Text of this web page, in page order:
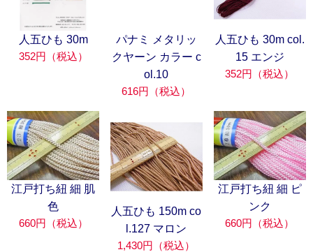
人五ひも 30m
352円（税込）
パナミ メタリッ
クヤーン カラー c
ol.10
616円（税込）
人五ひも 30m col.
15 エンジ
352円（税込）
江戸打ち紐 細 肌
色
660円（税込）
人五ひも 150m co
l.127 マロン
1,430円（税込）
江戸打ち紐 細 ピ
ンク
660円（税込）